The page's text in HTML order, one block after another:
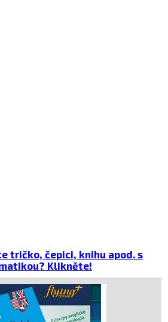
tričko, čepici, knihu apod. s
Klikněte!